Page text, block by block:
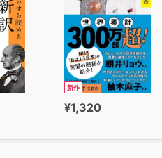
新作
¥1,320